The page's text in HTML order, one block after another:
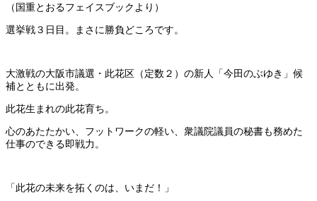
（国重とおるフェイスブックより）
選挙戦３日目。まさに勝負どころです。
大激戦の大阪市議選・此花区（定数２）の新人「今田のぶゆき」候
補とともに出発。
此花生まれの此花育ち。
心のあたたかい、フットワークの軽い、衆議院議員の秘書も務めた
仕事のできる即戦力。
「此花の未来を拓くのは、いまだ！」